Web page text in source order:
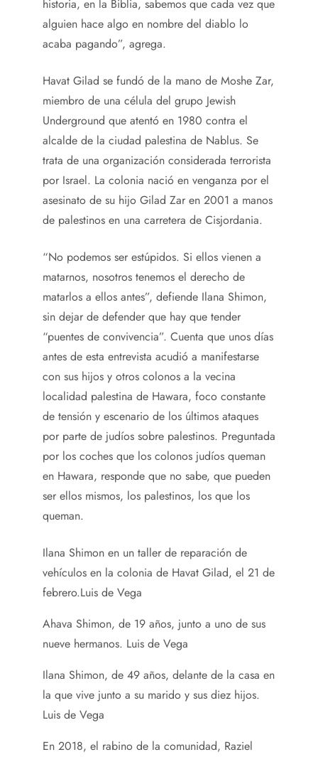
historia, en la Biblia, sabemos que cada vez que
alguien hace algo en nombre del diablo lo
acaba pagando”, agrega.
Havat Gilad se fundó de la mano de Moshe Zar,
miembro de una célula del grupo Jewish
Underground que atentó en 1980 contra el
alcalde de la ciudad palestina de Nablus. Se
trata de una organización considerada terrorista
por Israel. La colonia nació en venganza por el
asesinato de su hijo Gilad Zar en 2001 a manos
de palestinos en una carretera de Cisjordania.
“No podemos ser estúpidos. Si ellos vienen a
matarnos, nosotros tenemos el derecho de
matarlos a ellos antes”, defiende Ilana Shimon,
sin dejar de defender que hay que tender
“puentes de convivencia”. Cuenta que unos días
antes de esta entrevista acudió a manifestarse
con sus hijos y otros colonos a la vecina
localidad palestina de Hawara, foco constante
de tensión y escenario de los últimos ataques
por parte de judíos sobre palestinos. Preguntada
por los coches que los colonos judíos queman
en Hawara, responde que no sabe, que pueden
ser ellos mismos, los palestinos, los que los
queman.
Ilana Shimon en un taller de reparación de
vehículos en la colonia de Havat Gilad, el 21 de
febrero.Luis de Vega
Ahava Shimon, de 19 años, junto a uno de sus
nueve hermanos. Luis de Vega
Ilana Shimon, de 49 años, delante de la casa en
la que vive junto a su marido y sus diez hijos.
Luis de Vega
En 2018, el rabino de la comunidad, Raziel